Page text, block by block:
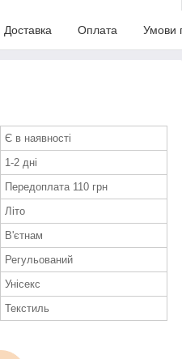
Доставка Оплата Умови
Є в наявності
1-2 дні
Передоплата 110 грн
Літо
В'єтнам
Регульований
Унісекс
Текстиль